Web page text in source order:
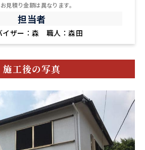
見積り金額は異なります。
担当者
イザー：森 職人：森田
施工後の写真